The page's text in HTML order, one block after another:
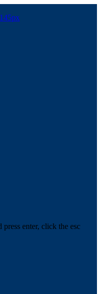
enter, click the esc